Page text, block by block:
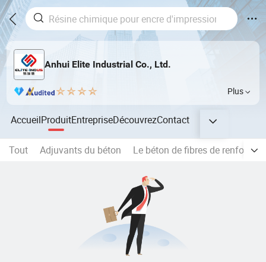
Anhui Elite Industrial Co., Ltd.
Plus
AccueilProduitEntrepriseDécouvrezContact
Tout Adjuvants du béton Le béton de fibres de renfort